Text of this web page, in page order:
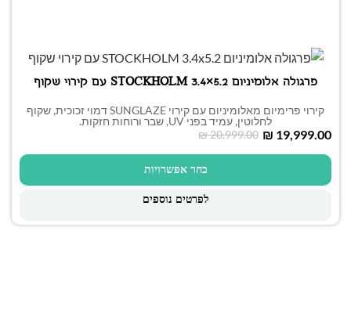
פרגולה אלומיניום STOCKHOLM 3.4×5.2 עם קירוי שקוף
קירוי פרימיום מאלומיניום עם קירוי SUNGLAZE דמוי זכוכית, שקוף
לחלוטין, עמיד בפני UV, שבר ורוחות חזקות.
₪20,999.00 ₪ 19,999.00
בחר אפשרויות
לפרטים נוספים